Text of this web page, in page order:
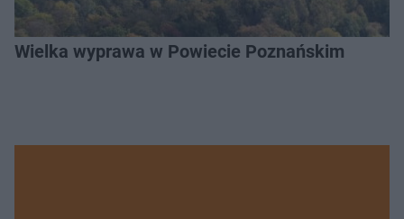
Wielka wyprawa w Powiecie Poznańskim